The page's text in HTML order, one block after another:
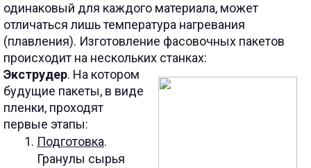
одинаковый для каждого материала, может
отличаться лишь температура нагревания
(плавления). Изготовление фасовочных пакетов
происходит на нескольких станках:
Экструдер. На котором
будущие пакеты, в виде
пленки, проходят
первые этапы:
Подготовка.
Гранулы сырья